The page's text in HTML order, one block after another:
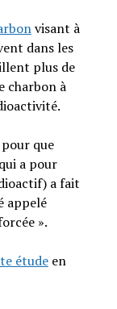
visant à
dans les
plus de
charbon à
que
a pour
a fait
appelé
».
étudeen